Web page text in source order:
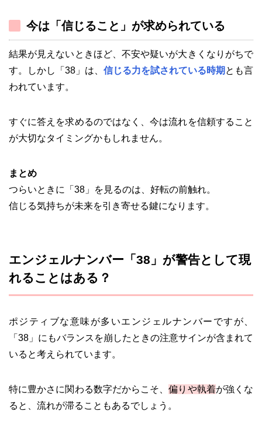
今は「信じること」が求められている
結果が見えないときほど、不安や疑いが大きくなりがちで
す。しかし「38」は、 信じる力を試されている時期 とも言
われています。
すぐに答えを求めるのではなく、今は流れを信頼すること
が大切なタイミングかもしれません。
まとめ
つらいときに「38」を見るのは、好転の前触れ。
信じる気持ちが未来を引き寄せる鍵になります。
エンジェルナンバー「38」が警告として現
れることはある？
ポジティブな意味が多いエンジェルナンバーですが、
「38」にもバランスを崩したときの注意サインが含まれて
いると考えられています。
特に豊かさに関わる数字だからこそ、偏りや執着が強くな
ると、流れが滞ることもあるでしょう。